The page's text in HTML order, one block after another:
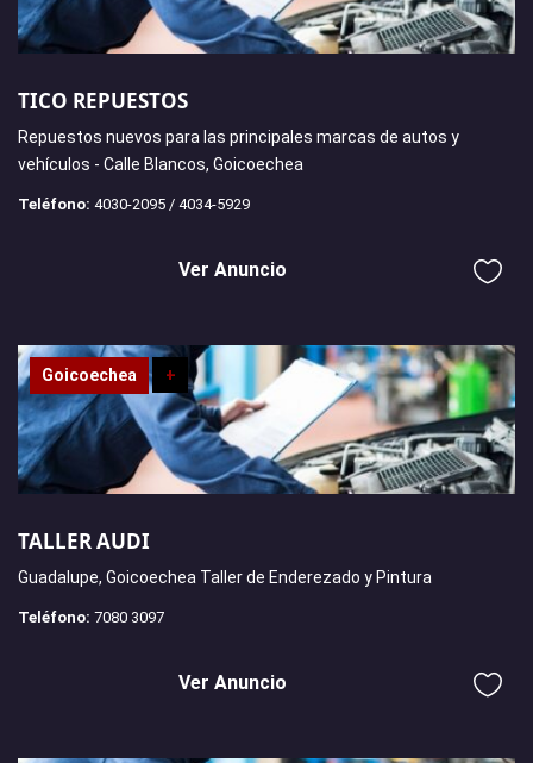
TICO REPUESTOS
Repuestos nuevos para las principales marcas de autos y
vehículos - Calle Blancos, Goicoechea
Teléfono: 4030-2095 / 4034-5929
Ver Anuncio
Goicoechea +
TALLER AUDI
Guadalupe, Goicoechea Taller de Enderezado y Pintura
Teléfono: 7080 3097
Ver Anuncio